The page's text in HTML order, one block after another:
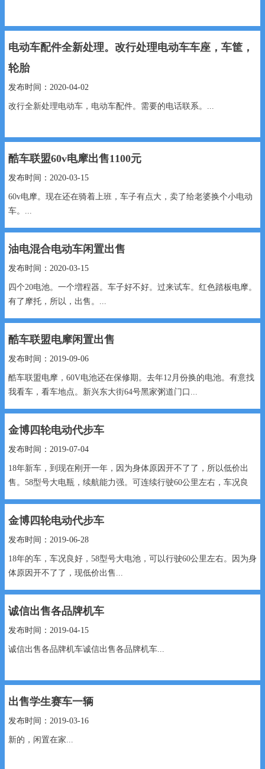
电动车配件全新处理。改行处理电动车车座，车筐，
轮胎
发布时间：2020-04-02
改行全新处理电动车，电动车配件。需要的电话联系。...
酷车联盟60v电摩出售1100元
发布时间：2020-03-15
60v电摩。现在还在骑着上班，车子有点大，卖了给老婆换个小电动
车。...
油电混合电动车闲置出售
发布时间：2020-03-15
四个20电池。一个増程器。车子好不好。过来试车。红色踏板电摩。
有了摩托，所以，出售。...
酷车联盟电摩闲置出售
发布时间：2019-09-06
酷车联盟电摩，60V电池还在保修期。去年12月份换的电池。有意找
我看车，看车地点。新兴东大街64号黑家粥道门口...
金博四轮电动代步车
发布时间：2019-07-04
18年新车，到现在刚开一年，因为身体原因开不了了，所以低价出
售。58型号大电瓶，续航能力强。可连续行驶60公里左右，车况良
金博四轮电动代步车
发布时间：2019-06-28
18年的车，车况良好，58型号大电池，可以行驶60公里左右。因为身
体原因开不了了，现低价出售...
诚信出售各品牌机车
发布时间：2019-04-15
诚信出售各品牌机车诚信出售各品牌机车...
出售学生赛车一辆
发布时间：2019-03-16
新的，闲置在家...